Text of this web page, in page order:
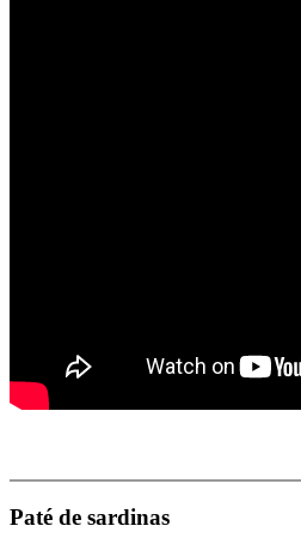
Paté de sardinas